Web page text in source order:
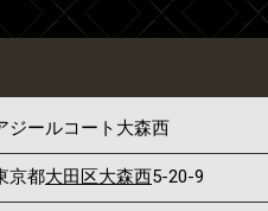
ジールコート大森西
京都大田区大森西5-20-9